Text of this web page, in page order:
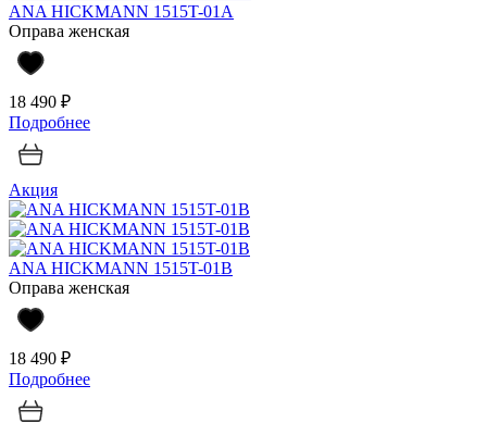
ANA HICKMANN 1515T-01A
Оправа женская
18 490 ₽
Подробнее
Акция
ANA HICKMANN 1515T-01B
Оправа женская
18 490 ₽
Подробнее